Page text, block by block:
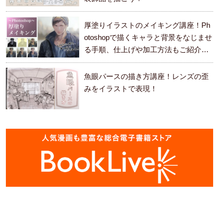
厚塗りイラストのメイキング講座！Ph
otoshopで描くキャラと背景をなじませ
る手順、仕上げや加工方法もご紹介し
ます。
魚眼パースの描き方講座！レンズの歪
みをイラストで表現！